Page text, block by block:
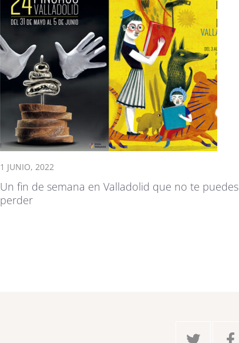
1 JUNIO, 2022
Un fin de semana en Valladolid que no te puedes
perder